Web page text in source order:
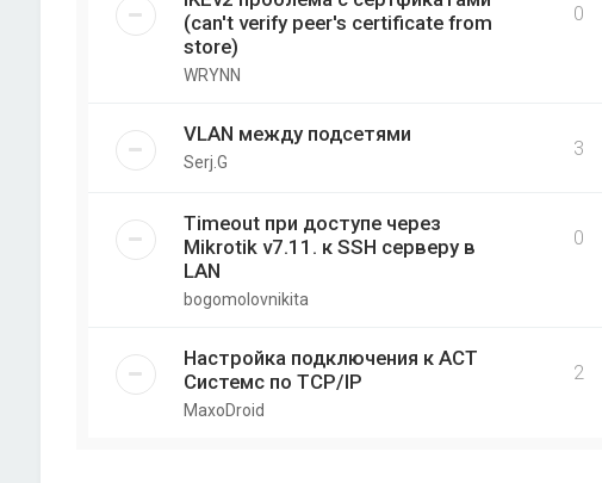
(can't verify peer's certificate from
store)
WRYNN
0
VLAN между подсетями
Serj.G
3
Timeout при доступе через
Mikrotik v7.11. к SSH серверу в
LAN
bogomolovnikita
0
Настройка подключения к АСТ
Системс по TCP/IP
MaxoDroid
2